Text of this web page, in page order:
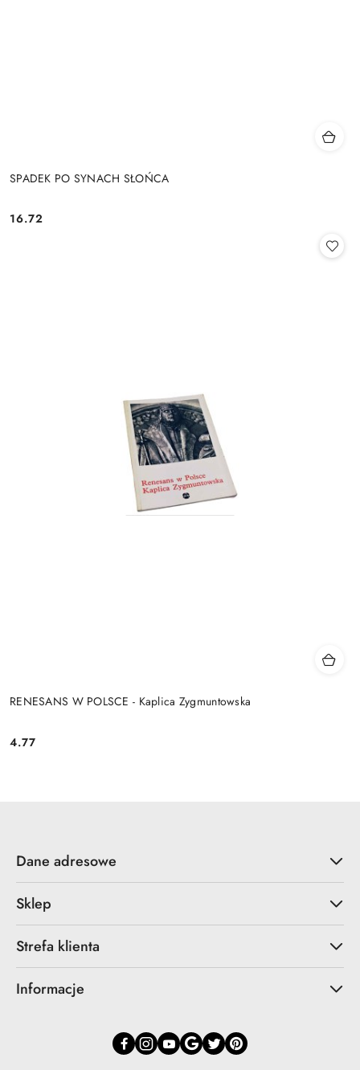
SPADEK PO SYNACH SŁOŃCA
Cena:
16.72
RENESANS W POLSCE - Kaplica Zygmuntowska
Cena:
4.77
Dane adresowe
Sklep
Strefa klienta
Informacje